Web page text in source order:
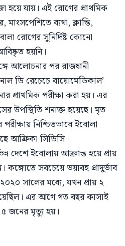
হয়ে যায়। এই রোগের প্রাথমিক
ব্যথা, ক্লান্তি,
রোগের সুনির্দিষ্ট কোনো
হয়নি।
আলোচনার পর রাজধানী
ডি রেচেচে বায়োমেডিকাল’
পরীক্ষা করা হয়। এর
উপস্থিতি শনাক্ত হয়েছে। মৃত
নিশ্চিতভাবে ইবোলা
আফ্রিকা সিডিসি।
দেশে ইবোলায় আক্রান্ত হয়ে প্রায়
কঙ্গোতে সবচেয়ে ভয়াবহ প্রাদুর্ভাব
সালের মধ্যে, যখন প্রায় ২
এর আগে গত বছর কাসাই
জনের মৃত্যু হয়।